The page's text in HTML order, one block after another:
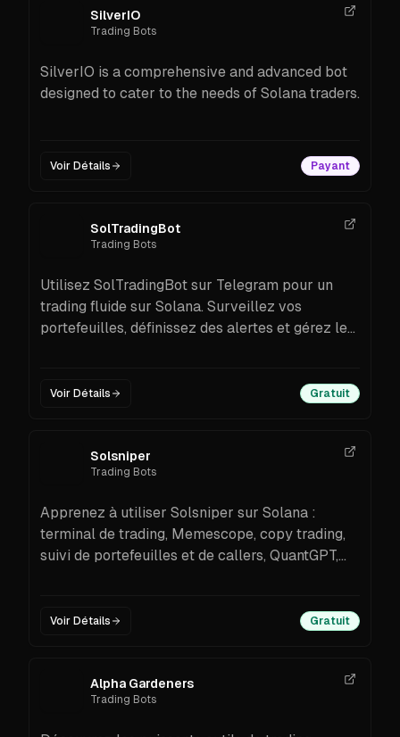
SilverIO
Trading Bots
SilverIO is a comprehensive and advanced bot
designed to cater to the needs of Solana traders.
Voir Détails Payant
SolTradingBot
Trading Bots
Utilisez SolTradingBot sur Telegram pour un
trading fluide sur Solana. Surveillez vos
portefeuilles, définissez des alertes et gérez les
Voir Détails Gratuit
Solsniper
Trading Bots
Apprenez à utiliser Solsniper sur Solana :
terminal de trading, Memescope, copy trading,
suivi de portefeuilles et de callers, QuantGPT,
inclus.
Voir Détails Gratuit
Alpha Gardeners
Trading Bots